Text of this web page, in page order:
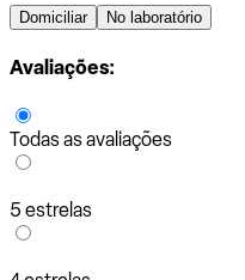
Domiciliar No laboratório
Avaliações:
Todas as avaliações
5 estrelas